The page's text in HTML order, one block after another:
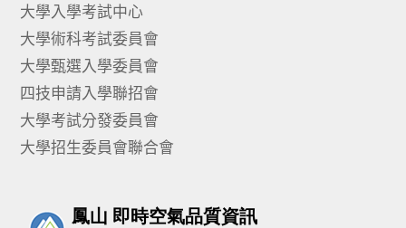
大學入學考試中心
大學術科考試委員會
大學甄選入學委員會
四技申請入學聯招會
大學考試分發委員會
大學招生委員會聯合會